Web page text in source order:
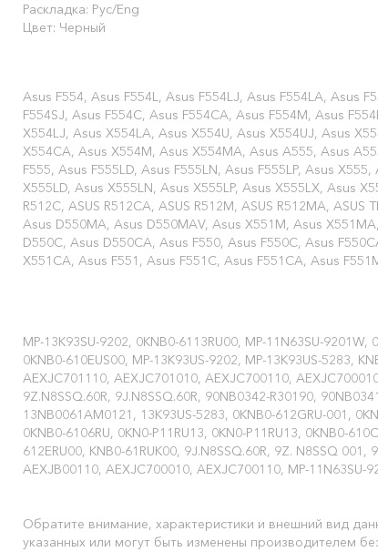
Раскладка: Рус/Eng
Цвет: Черный
Asus F554, Asus F554L, Asus F554LJ, Asus F554LA, Asus
F554SJ, Asus F554C, Asus F554CA, Asus F554M, Asus
X554LJ, Asus X554LA, Asus X554U, Asus X554UJ, Asus
X554CA, Asus X554M, Asus X554MA, Asus A555, Asus
F555, Asus F555LD, Asus F555LN, Asus F555LP, Asus
X555LD, Asus X555LN, Asus X555LP, Asus X555LX, Asus
R512C, ASUS R512CA, ASUS R512M, ASUS R512MA, ASUS
Asus D550MA, Asus D550MAV, Asus X551M, Asus
D550C, Asus D550CA, Asus F550, Asus F550C, Asus
X551CA, Asus F551, Asus F551C, Asus F551CA, Asus
MP-13K93SU-9202, 0KNB0-6113RU00, MP-11N63SU-9201W,
0KNB0-610EUS00, MP-13K93US-9202, MP-13K93US-5283,
AEXJC701110, AEXJC701010, AEXJC700110,
9Z.N8SSQ.60R, 9J.N8SSQ.60R, 90NB0342-R30190,
13NB0061AM0121, 13K93US-5283, 0KNB0-612GRU-001,
0KNB0-6106RU, 0KN0-P11RU13, 0KN0-P11RU13, 0KNB0-
612ERU00, KNB0-61RUK00, 9J.N8SSQ.60R, 9Z. N8SSQ 001,
AEXJB00110, AEXJC700010, AEXJC700110, MP-11N63SU-
Обратите внимание, характеристики и внешний вид
указанных или могут быть изменены производителем